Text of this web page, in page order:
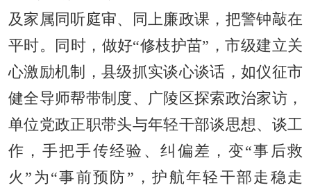
及家属同听庭审、同上廉政课，把警钟敲在
平时。同时，做好“修枝护苗”，市级建立关
心激励机制，县级抓实谈心谈话，如仪征市
健全导师帮带制度、广陵区探索政治家访，
单位党政正职带头与年轻干部谈思想、谈工
作，手把手传经验、纠偏差，变“事后救
火”为“事前预防”，护航年轻干部走稳走